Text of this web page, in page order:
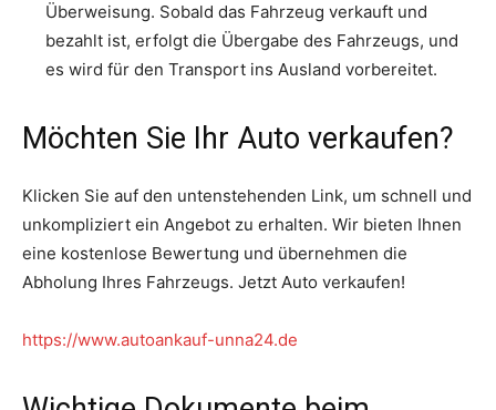
Überweisung. Sobald das Fahrzeug verkauft und
bezahlt ist, erfolgt die Übergabe des Fahrzeugs, und
es wird für den Transport ins Ausland vorbereitet.
Möchten Sie Ihr Auto verkaufen?
Klicken Sie auf den untenstehenden Link, um schnell und
unkompliziert ein Angebot zu erhalten. Wir bieten Ihnen
eine kostenlose Bewertung und übernehmen die
Abholung Ihres Fahrzeugs. Jetzt Auto verkaufen!
https://www.autoankauf-unna24.de